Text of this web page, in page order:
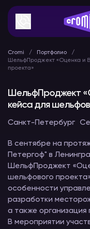
Cromi
Портфолио
ШельфПроджект «Оценка и
проекта»
ШельфПроджект
кейса для
Санкт-Петербург
В сентябре на
Петергоф" в
ШельфПроджект
шельфового
особенности
разработки
а также организация
В мероприятии